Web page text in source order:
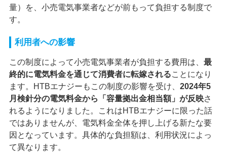
量）を、小売電気事業者などが前もって負担する制度で
す。
利用者への影響
この制度によって小売電気事業者が負担する費用は、 最
終的に電気料金を通じて消費者に転嫁されることになり
ます。HTBエナジーもこの制度の影響を受け、 2024年5
月検針分の電気料金から「容量拠出金相当額」が反映さ
れるようになりました。これはHTBエナジーに限った話
ではありませんが、電気料金全体を押し上げる新たな要
因となっています。具体的な負担額は、利用状況によっ
て異なります。